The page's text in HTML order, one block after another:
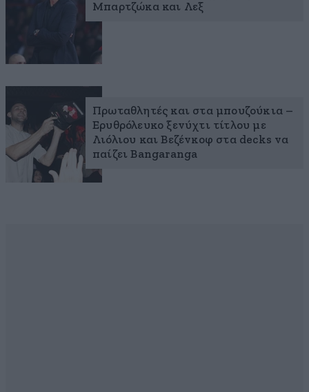
Μπαρτζώκα και Λεξ
Πρωταθλητές και στα μπουζούκια –
Ερυθρόλευκο ξενύχτι τίτλου με
Λιόλιου και Βεζένκοφ στα decks να
παίζει Bangaranga